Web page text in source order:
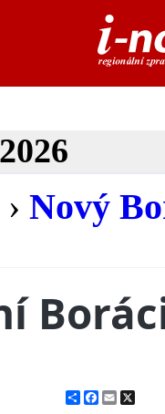
› Nový
ShareFacebook
Email